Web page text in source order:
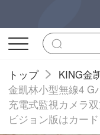
トップ
KING金
金凱林小型無線4 G
充電式監視カメラ
ビジョン版はカー